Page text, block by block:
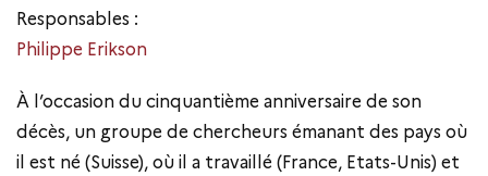
Responsables :
Philippe Erikson
À l’occasion du cinquantième anniversaire de son
décès, un groupe de chercheurs émanant des pays où
il est né (Suisse), où il a travaillé (France, Etats-Unis) et